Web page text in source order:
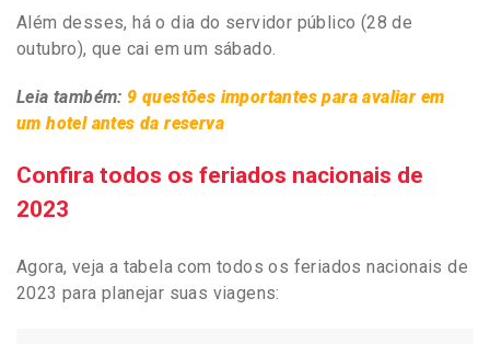
Além desses, há o dia do servidor público (28 de
outubro), que cai em um sábado.
Leia também: 9 questões importantes para avaliar em
um hotel antes da reserva
Confira todos os feriados nacionais de
2023
Agora, veja a tabela com todos os feriados nacionais de
2023 para planejar suas viagens: